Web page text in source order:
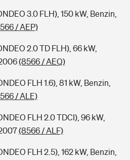
3.0 FLH), 150 kW, Benzin,
/ AEP)
2.0 TD FLH), 66 kW,
(8566 / AEQ)
FLH 1.6), 81 kW, Benzin,
/ ALE)
FLH 2.0 TDCI), 96 kW,
(8566 / ALF)
FLH 2.5), 162 kW, Benzin,